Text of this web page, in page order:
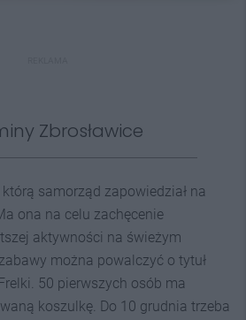
Zbrosławice
samorząd zapowiedział na
ona na celu zachęcenie
aktywności na świeżym
można powalczyć o tytuł
50 pierwszych osób ma
koszulkę. Do 10 grudnia trzeba